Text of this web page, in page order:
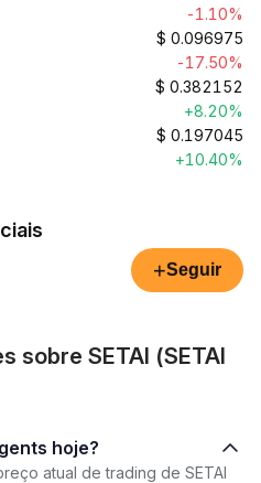
-1.10%
$ 0.096975
-17.50%
$ 0.382152
+8.20%
$ 0.197045
+10.40%
+Seguir
sobre SETAI (SETAI
hoje?
atual de trading de SETAI